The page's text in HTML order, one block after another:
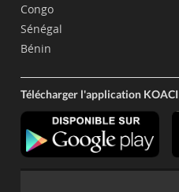
Congo
Sénégal
Bénin
Télécharger l'application KOACI